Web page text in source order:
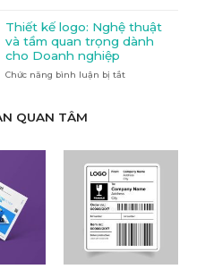
Lắk
liệu
nào
phù
banner
Quảng
cáo
Thiết kế logo: Nghệ thuật
và tầm quan trọng dành
cho Doanh nghiệp
Chức năng bình luận bị tắt
tầm
quan
trọng
dành
cho
nghiệp
QUAN TÂM